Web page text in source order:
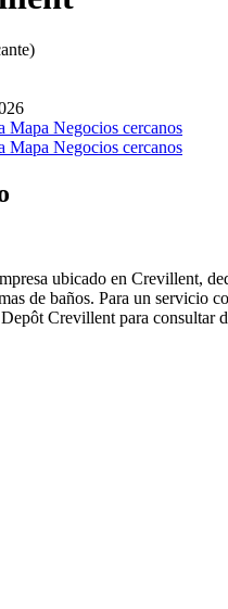
Mapa Negocios cercanos
Mapa Negocios cercanos
ubicado en Crevillent,
de baños. Para un
Crevillent para consultar